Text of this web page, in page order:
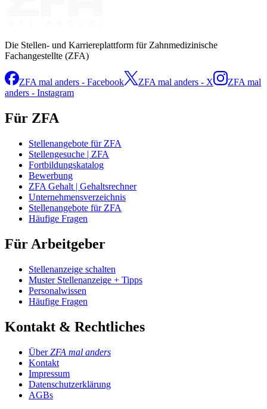
Die Stellen- und Karriereplattform für Zahnmedizinische
Fachangestellte (ZFA)
ZFA mal anders - Facebook ZFA mal anders - X
ZFA mal
anders - Instagram
Für ZFA
Stellenangebote für ZFA
Stellengesuche | ZFA
Fortbildungskatalog
Bewerbung
ZFA Gehalt | Gehaltsrechner
Unternehmensverzeichnis
Stellenangebote für ZFA
Häufige Fragen
Für Arbeitgeber
Stellenanzeige schalten
Muster Stellenanzeige + Tipps
Personalwissen
Häufige Fragen
Kontakt & Rechtliches
ÜberZFA mal anders
Kontakt
Impressum
Datenschutzerklärung
AGBs